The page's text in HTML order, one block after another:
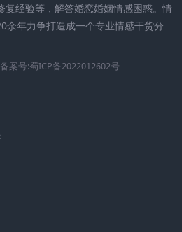
复经验等，解答婚恋婚姻情感困惑。情
余年力争打造成一个专业情感干货分
备案号:蜀ICP备2022012602号